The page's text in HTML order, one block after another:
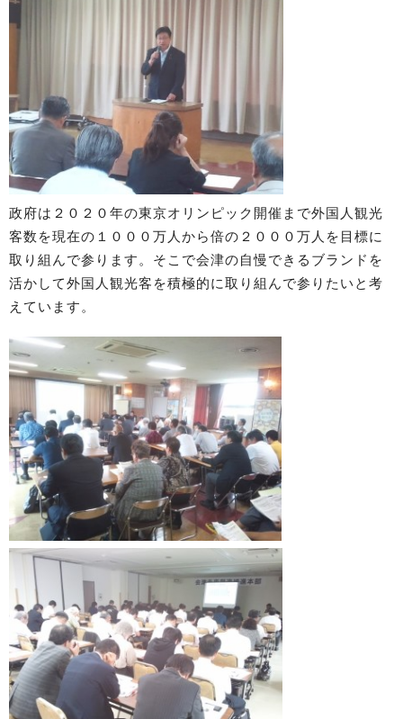
政府は２０２０年の東京オリンピック開催まで外国人観光
客数を現在の１０００万人から倍の２０００万人を目標に
取り組んで参ります。そこで会津の自慢できるブランドを
活かして外国人観光客を積極的に取り組んで参りたいと考
えています。